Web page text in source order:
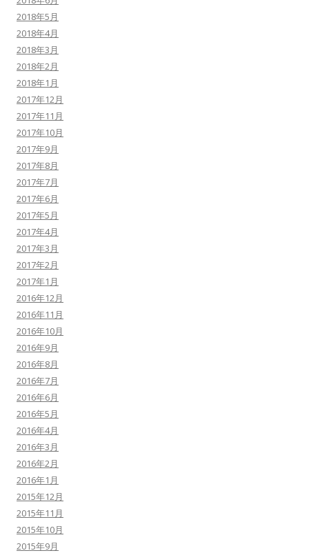
2018年5月
2018年4月
2018年3月
2018年2月
2018年1月
2017年12月
2017年11月
2017年10月
2017年9月
2017年8月
2017年7月
2017年6月
2017年5月
2017年4月
2017年3月
2017年2月
2017年1月
2016年12月
2016年11月
2016年10月
2016年9月
2016年8月
2016年7月
2016年6月
2016年5月
2016年4月
2016年3月
2016年2月
2016年1月
2015年12月
2015年11月
2015年10月
2015年9月